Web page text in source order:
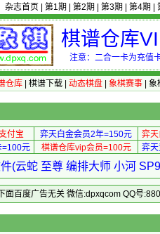
杂志首页 第1期 第2期 第3期 第4期
棋谱仓库
注意：二合一卡为充值
仓库| 棋谱下载| 动态棋盘| 象棋赛事| 象
付宝 弈天白金会员2年=150元
弈
=100元
棋谱仓库vip会员=100元 弈
(云蛇 至尊 编排大师 小河
面百度广告无关 微信:dpxqcom QQ号
编辑